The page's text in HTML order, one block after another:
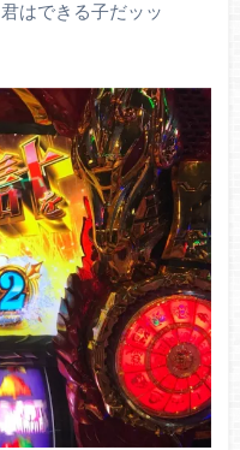
はできる子だッッ